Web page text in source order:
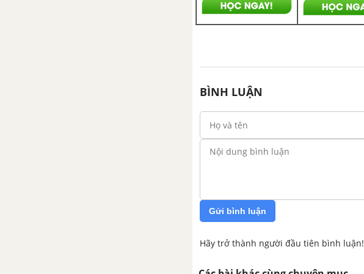
BÌNH LUẬN
Gửi bình luận
Hãy trở thành người đầu tiên bình luận!